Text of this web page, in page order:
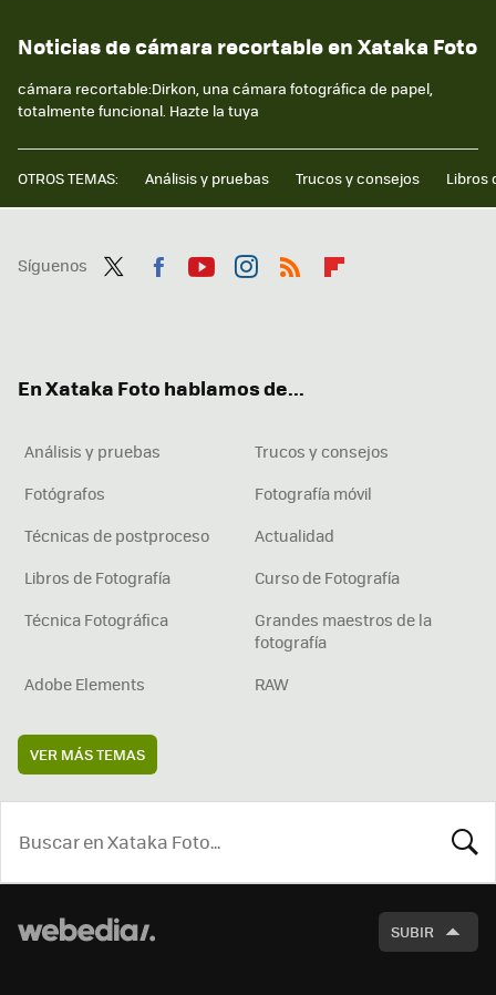
Noticias de cámara recortable en Xataka Foto
cámara recortable:Dirkon, una cámara fotográfica de papel,
totalmente funcional. Hazte la tuya
OTROS TEMAS: Análisis y pruebas Trucos y consejos Libros
Síguenos
En Xataka Foto hablamos de...
Análisis y pruebas
Trucos y consejos
Fotógrafos
Fotografía móvil
Técnicas de postproceso
Actualidad
Libros de Fotografía
Curso de Fotografía
Técnica Fotográfica
Grandes maestros de la
fotografía
Adobe Elements
RAW
VER MÁS TEMAS
SUBIR